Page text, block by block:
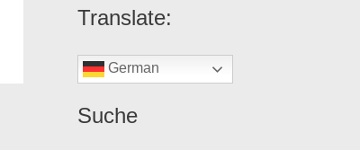
Translate:
German
Suche